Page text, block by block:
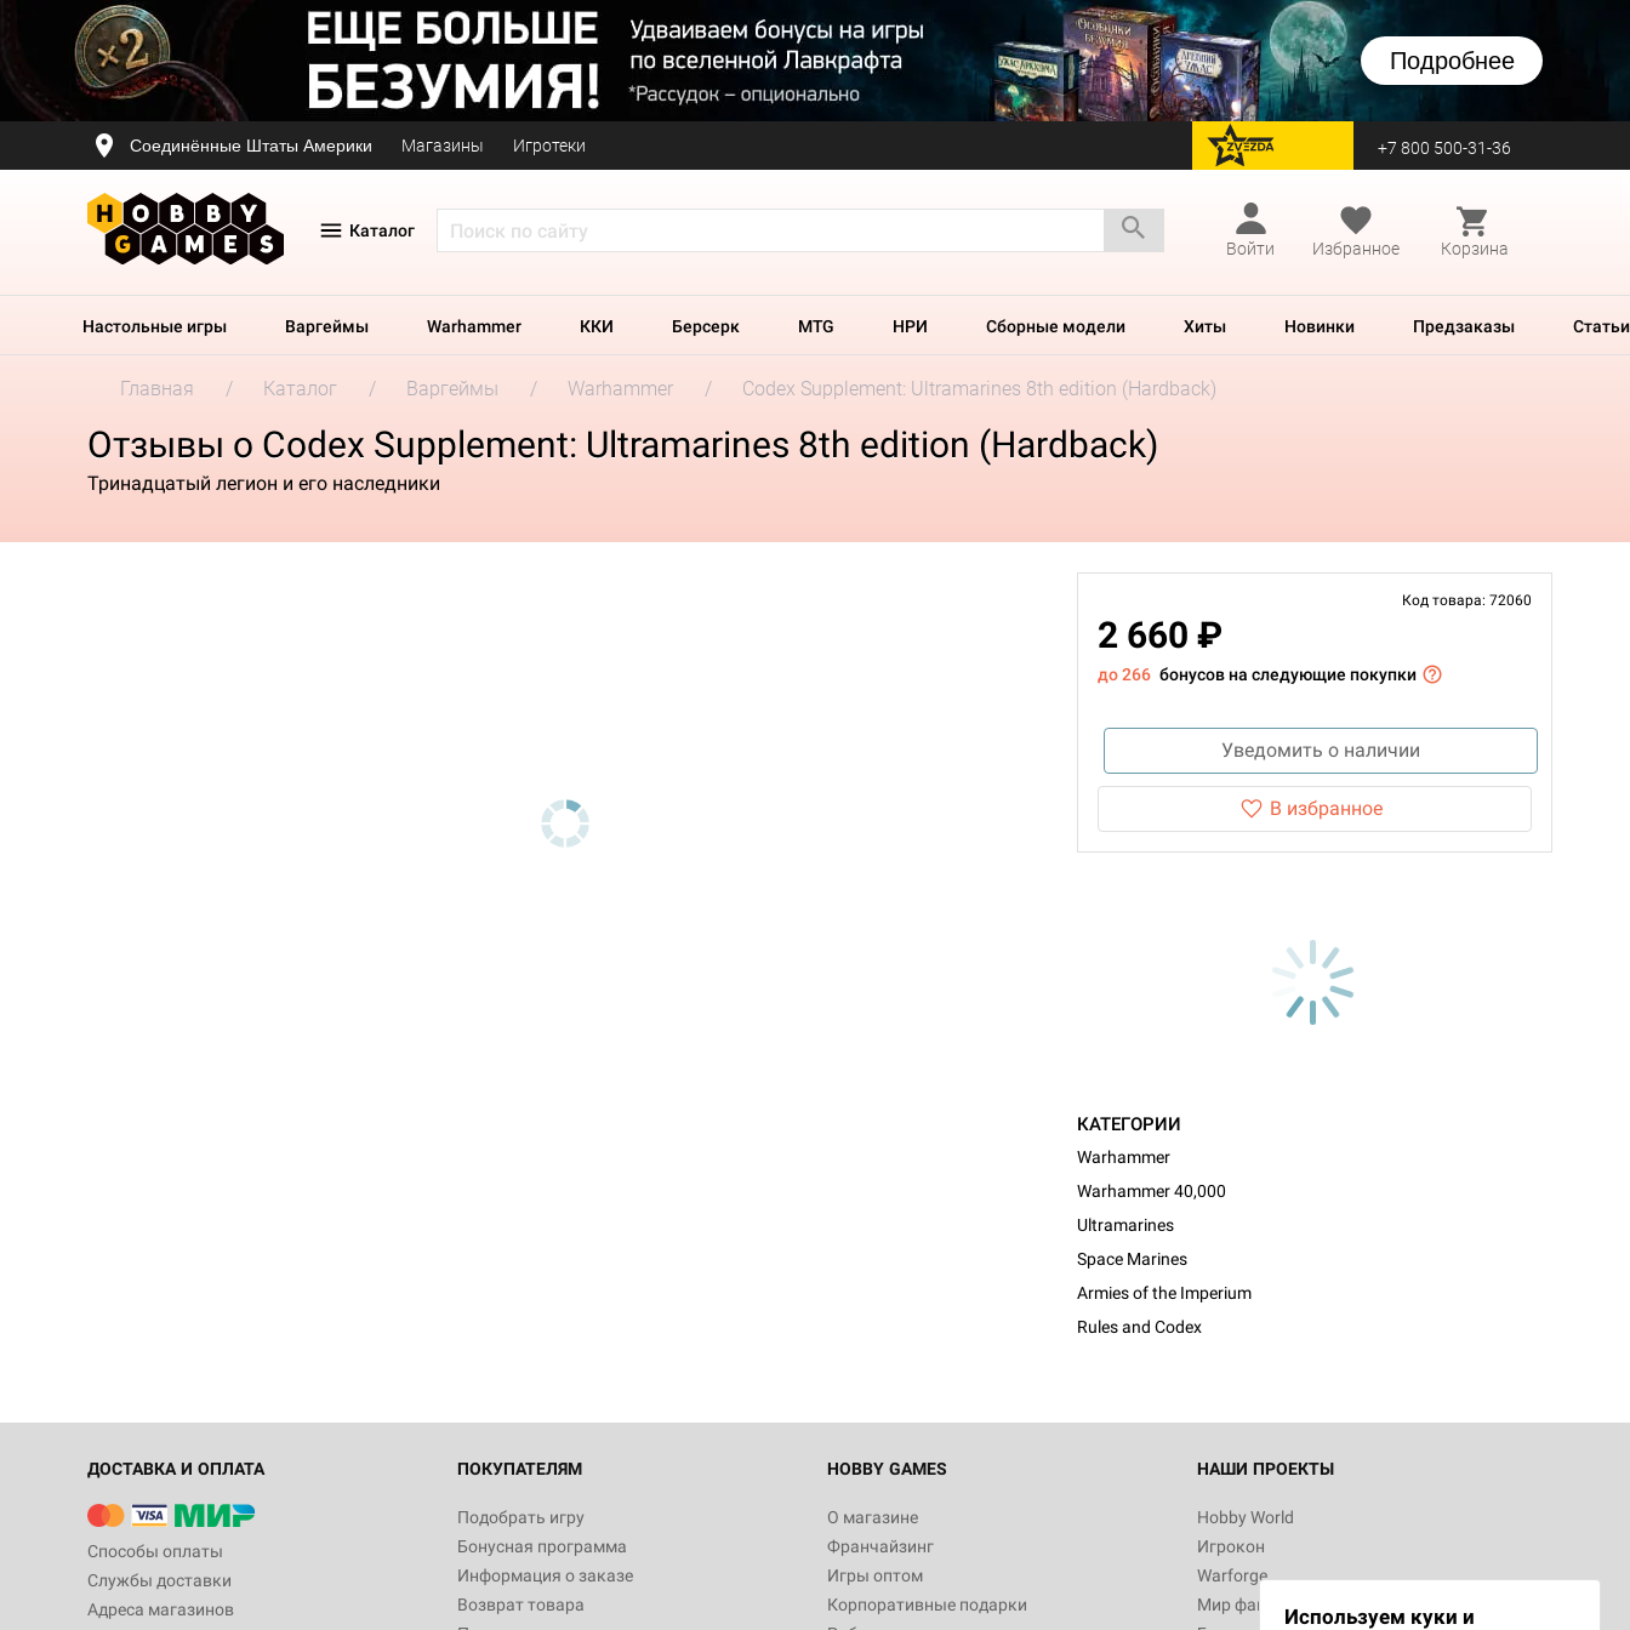
Подробнее
Соединённые Штаты Америки Магазины Игротеки перейти на Zvezda +7 800 500-31-36
Каталог
Войти
Избранное Корзина
Настольные игры Варгеймы Warhammer ККИ Берсерк MTG НРИ Сборные модели Хиты Новинки Предзаказы Статьи
Главная Каталог Варгеймы Warhammer Codex Supplement: Ultramarines 8th edition (Hardback)
Отзывы о Codex Supplement: Ultramarines 8th edition (Hardback)
Тринадцатый легион и его наследники
Код товара: 72060
2 660 ₽
до 266 бонусов на следующие покупки
Уведомить о наличии
В избранное
КАТЕГОРИИ
Warhammer
Warhammer 40,000
Ultramarines
Space Marines
Armies of the Imperium
Rules and Codex
ДОСТАВКА И ОПЛАТА
Способы оплаты
Службы доставки
Адреса магазинов
ПОКУПАТЕЛЯМ
Подобрать игру
Бонусная программа
Информация о заказе
Возврат товара
HOBBY GAMES
О магазине
Франчайзинг
Игры оптом
Корпоративные подарки
НАШИ ПРОЕКТЫ
Hobby World
Игрокон
Warforge
Мир фантастикиИспользуем куки и